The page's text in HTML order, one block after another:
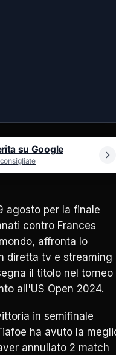
su Google
agosto per la finale
contro Frances
affronta lo
diretta tv e streaming
il titolo nel torneo
all'US Open 2024.
in semifinale
ha avuto la
annullato 2 match